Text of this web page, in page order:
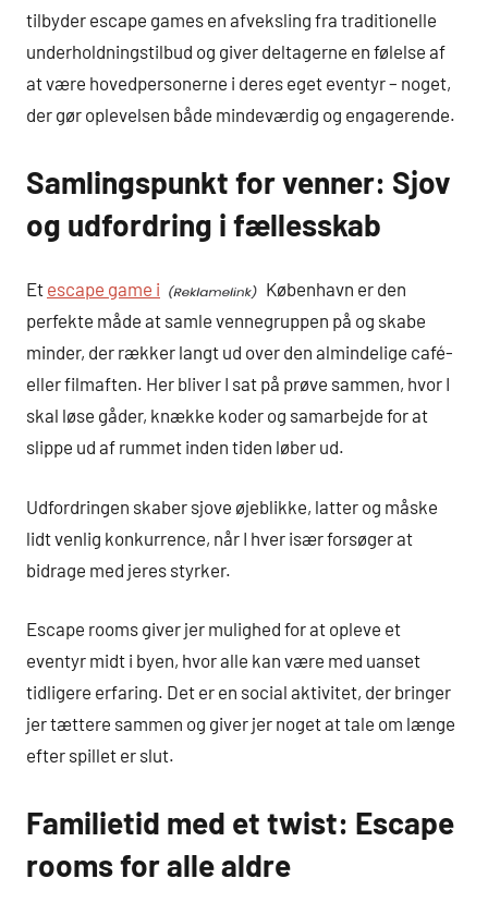
tilbyder escape games en afveksling fra traditionelle
underholdningstilbud og giver deltagerne en følelse af
at være hovedpersonerne i deres eget eventyr – noget,
der gør oplevelsen både mindeværdig og engagerende.
Samlingspunkt for venner: Sjov
og udfordring i fællesskab
Et escape game i
København er den
perfekte måde at samle vennegruppen på og skabe
minder, der rækker langt ud over den almindelige café-
eller filmaften. Her bliver I sat på prøve sammen, hvor I
skal løse gåder, knække koder og samarbejde for at
slippe ud af rummet inden tiden løber ud.
Udfordringen skaber sjove øjeblikke, latter og måske
lidt venlig konkurrence, når I hver især forsøger at
bidrage med jeres styrker.
Escape rooms giver jer mulighed for at opleve et
eventyr midt i byen, hvor alle kan være med uanset
tidligere erfaring. Det er en social aktivitet, der bringer
jer tættere sammen og giver jer noget at tale om længe
efter spillet er slut.
Familietid med et twist: Escape
rooms for alle aldre